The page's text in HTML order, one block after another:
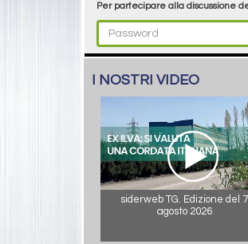
Per partecipare alla discussione
I NOSTRI VIDEO
siderweb TG. Edizione del 7
agosto 2026